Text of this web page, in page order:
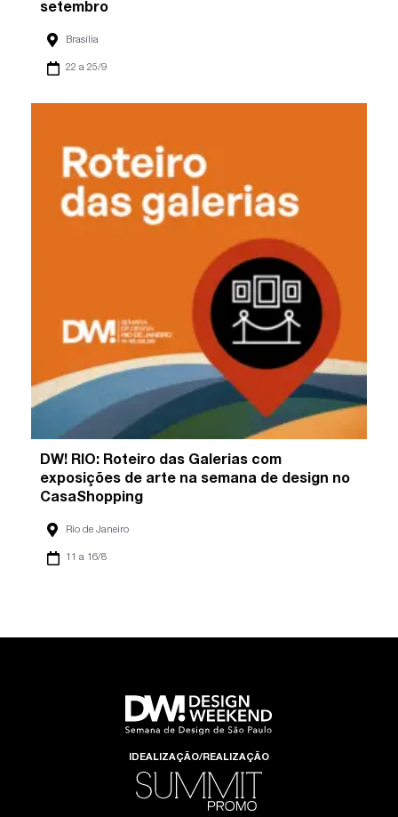
setembro
Brasília
22 a 25/9
DW! RIO: Roteiro das Galerias com
exposições de arte na semana de design no
CasaShopping
Rio de Janeiro
11 a 16/8
IDEALIZAÇÃO/REALIZAÇÃO